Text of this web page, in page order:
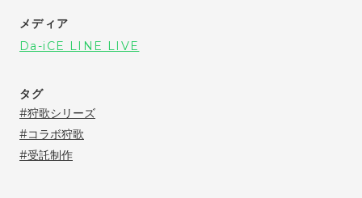
メディア
Da-iCE LINE LIVE
タグ
狩歌シリーズ
コラボ狩歌
受託制作